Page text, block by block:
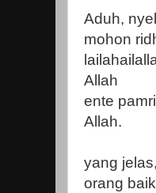
Aduh,
mohon
Allah
ente
Allah.
yang
orang